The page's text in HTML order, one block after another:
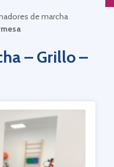
de marcha
– Grillo –